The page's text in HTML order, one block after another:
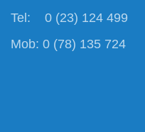
Tel: 0 (23) 124 499
Mob: 0 (78) 135 724